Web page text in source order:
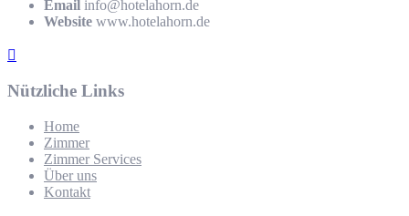
Email info@hotelahorn.de
Website www.hotelahorn.de
Nützliche Links
Home
Zimmer
Zimmer Services
Über uns
Kontakt